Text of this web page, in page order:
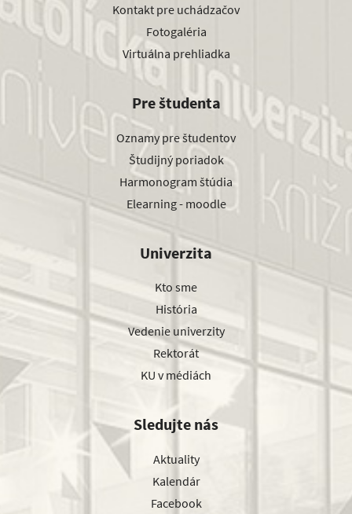
Kontakt pre uchádzačov
Fotogaléria
Virtuálna prehliadka
Pre študenta
Oznamy pre študentov
Študijný poriadok
Harmonogram štúdia
Elearning - moodle
Univerzita
Kto sme
História
Vedenie univerzity
Rektorát
KU v médiách
Sledujte nás
Aktuality
Kalendár
Facebook